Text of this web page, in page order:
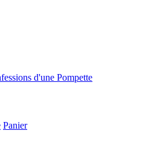
d'une Pompette
Panier